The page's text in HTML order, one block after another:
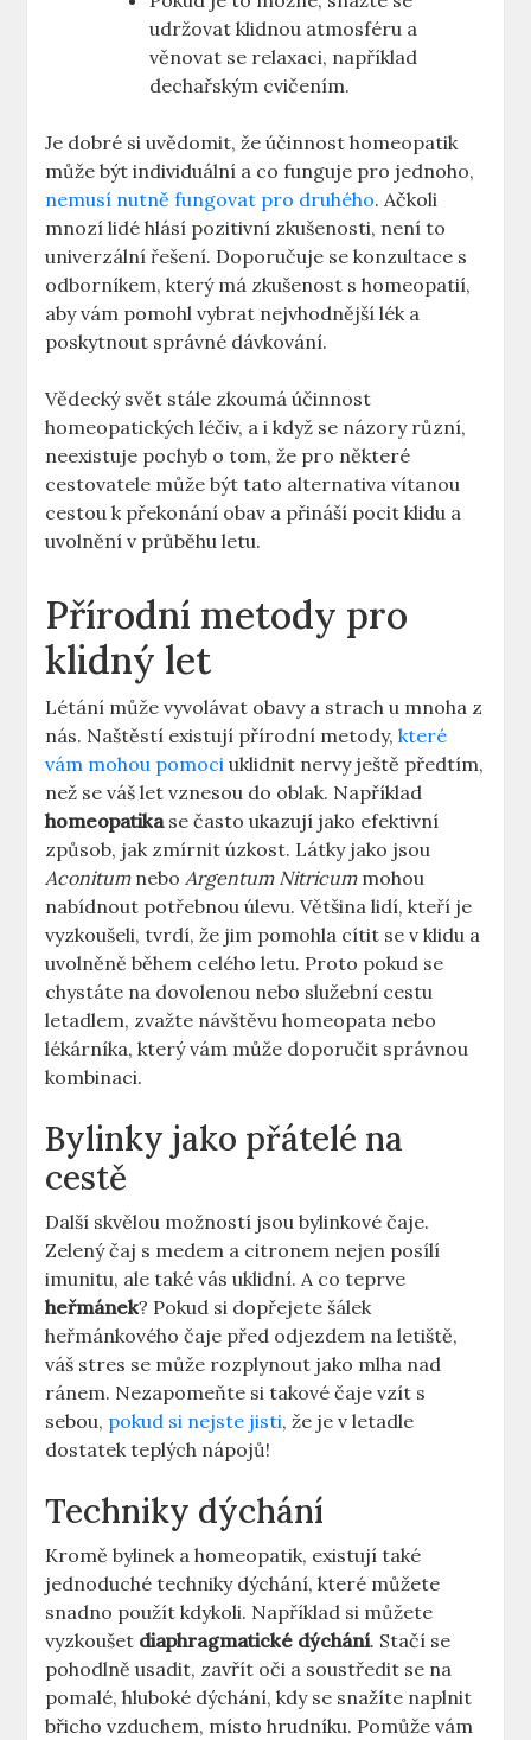
udržovat klidnou atmosféru a
věnovat se relaxaci, například
dechařským cvičením.
Je dobré si uvědomit, že účinnost homeopatik
může být individuální a co funguje pro jednoho,
nemusí nutně fungovat pro druhého. Ačkoli
mnozí lidé hlásí pozitivní zkušenosti, není to
univerzální řešení. Doporučuje se konzultace s
odborníkem, který má zkušenost s homeopatií,
aby vám pomohl vybrat nejvhodnější lék a
poskytnout správné dávkování.
Vědecký svět stále zkoumá účinnost
homeopatických léčiv, a i když se názory různí,
neexistuje pochyb o tom, že pro některé
cestovatele může být tato alternativa vítanou
cestou k překonání obav a přináší pocit klidu a
uvolnění v průběhu letu.
Přírodní metody pro
klidný let
Létání může vyvolávat obavy a strach u mnoha z
nás. Naštěstí existují přírodní metody,které
vám mohou pomoci uklidnit nervy ještě předtím,
než se váš let vznesou do oblak. Například
homeopatikase často ukazují jako efektivní
způsob, jak zmírnit úzkost. Látky jako jsou
AconitumneboArgentum Nitricummohou
nabídnout potřebnou úlevu. Většina lidí, kteří je
vyzkoušeli, tvrdí, že jim pomohla cítit se v klidu a
uvolněně během celého letu. Proto pokud se
chystáte na dovolenou nebo služební cestu
letadlem, zvažte návštěvu homeopata nebo
lékárníka, který vám může doporučit správnou
kombinaci.
Bylinky jako přátelé na
cestě
Další skvělou možností jsou bylinkové čaje.
Zelený čaj s medem a citronem nejen posílí
imunitu, ale také vás uklidní. A co teprve
heřmánek? Pokud si dopřejete šálek
heřmánkového čaje před odjezdem na letiště,
váš stres se může rozplynout jako mlha nad
ránem. Nezapomeňte si takové čaje vzít s
sebou, pokud si nejste jisti, že je v letadle
dostatek teplých nápojů!
Techniky dýchání
Kromě bylinek a homeopatik, existují také
jednoduché techniky dýchání, které můžete
snadno použít kdykoli. Například si můžete
vyzkoušet diaphragmatické dýchání. Stačí se
pohodlně usadit, zavřít oči a soustředit se na
pomalé, hluboké dýchání, kdy se snažíte naplnit
břicho vzduchem, místo hrudníku. Pomůže vám